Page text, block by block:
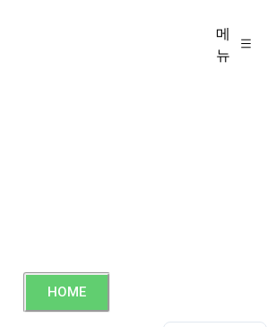
메
뉴
HOME